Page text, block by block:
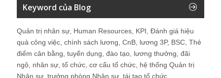
Keyword của Blog
Quản trị nhân sự, Human Resources, KPI, Đánh giá hiệu
quả công việc, chính sách lương, CnB, lương 3P, BSC, Thẻ
điểm cân bằng, tuyển dụng, đào tạo, lương thưởng, đãi
ngộ, nhân sự, tổ chức, cơ cấu tổ chức, hệ thống Quản trị
Nhân sự, trưởng phòng Nhân sự, tái tạo tổ chức